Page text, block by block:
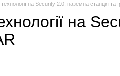
технології на Security 2.0: наземна станція
на